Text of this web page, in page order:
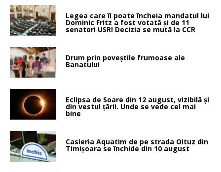
Legea care îi poate încheia mandatul lui
Dominic Fritz a fost votată și de 11
senatori USR! Decizia se mută la CCR
Drum prin poveştile frumoase ale
Banatului
Eclipsa de Soare din 12 august, vizibilă și
din vestul țării. Unde se vede cel mai
bine
Casieria Aquatim de pe strada Oituz din
Timișoara se închide din 10 august